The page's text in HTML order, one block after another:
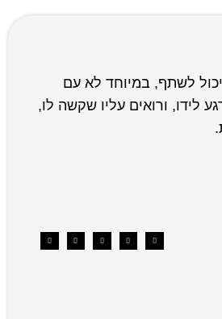
לשתף, במיוחד לא עם
לידו, ורואים עליו שקשה לו,